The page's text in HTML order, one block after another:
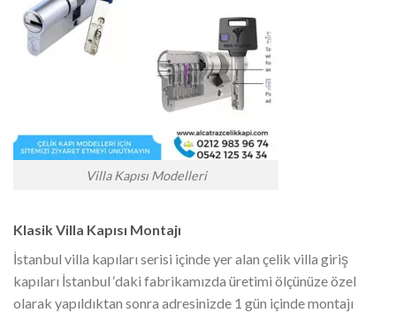
Villa Kapısı Modelleri
Klasik Villa Kapısı Montajı
İstanbul villa kapıları serisi içinde yer alan çelik villa giriş
kapıları İstanbul ‘daki fabrikamızda üretimi ölçünüze özel
olarak yapıldıktan sonra adresinizde 1 gün içinde montajı